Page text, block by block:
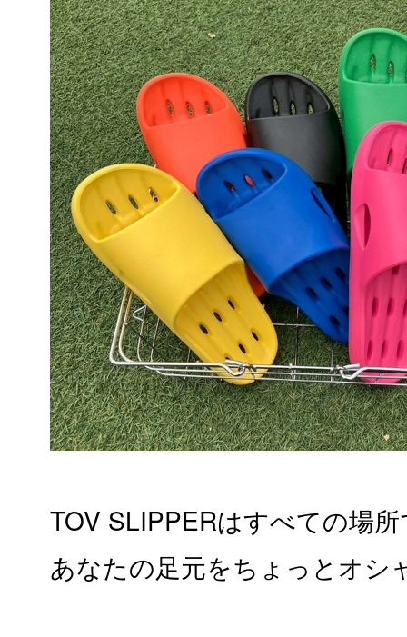
TOV SLIPPERはすべての場
あなたの足元をちょっとオシ